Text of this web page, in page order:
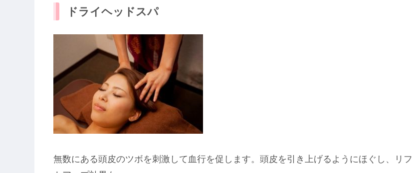
ドライヘッドスパ
無数にある頭皮のツボを刺激して血行を促します。頭皮を引き上げるようにほぐし、リフ